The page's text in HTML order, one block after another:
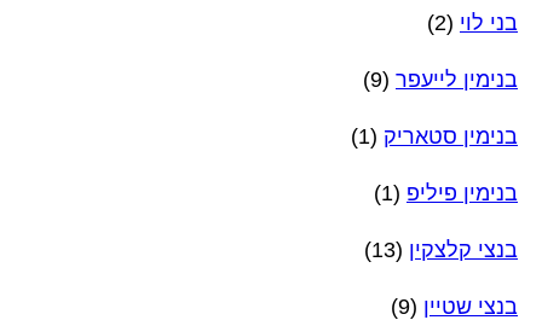
בני לוי (2)
בנימין לייעפר (9)
בנימין סטאריק (1)
בנימין פיליפ (1)
בנצי קלצקין (13)
בנצי שטיין (9)